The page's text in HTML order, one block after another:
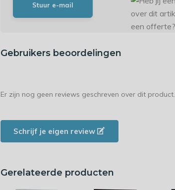
Stuur e-mail
Gebruikers beoordelingen
Er zijn nog geen reviews geschreven over dit product.
Schrijf je eigen review
Gerelateerde producten